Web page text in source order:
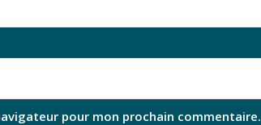
pour mon prochain commentaire.